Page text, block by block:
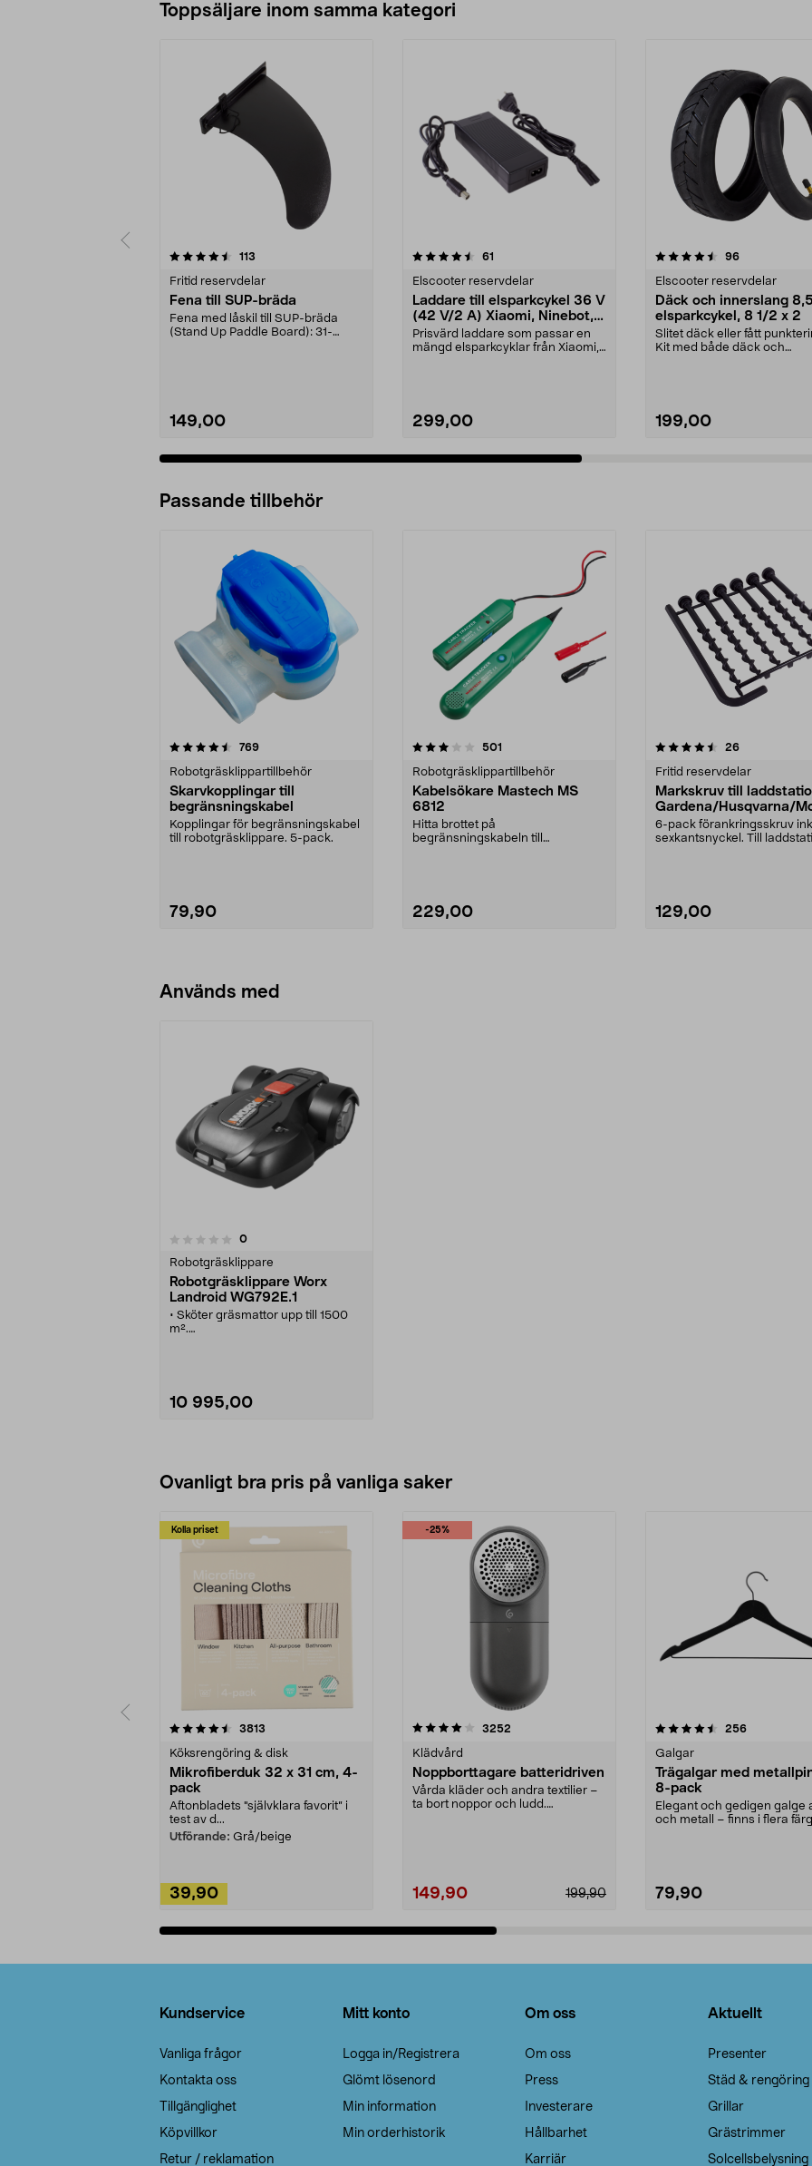
Toppsäljare inom samma kategori
113
Fritid reservdelar
Fena till SUP-bräda
Fena med låskil till SUP-bräda
(Stand Up Paddle Board): 31-
149,00
4.5 av 5 stjärnor 61
Elscooter reservdelar
Laddare till elsparkcykel 36 V
(42 V/2 A) Xiaomi, Ninebot,
E-Way m.fl.
Prisvärd laddare som passar en
mängd elsparkcyklar från Xiaomi,
299,00
4.5 av 5 stjärnor 96recensioner
Elscooter reservdelar
Däck och innerslang
elsparkcykel, 8 1/2 x 2
Slitet däck eller fått
Kit med både däck och
199,00
4.5 av 5 stjärnor
Passande tillbehör
769recensioner
Robotgräsklippartillbehör
Skarvkopplingar till
begränsningskabel
Kopplingar för begränsningskabel
till robotgräsklippare. 5-pack.
79,90
3.0av 5 stjärnor 501
Robotgräsklippartillbehör
Kabelsökare Mastech MS
6812
Hitta brottet på
begränsningskabeln till
229,00
4.5av 5 stjärnor 26recensioner
Fritid reservdelar
Markskruv till
Gardena/Husqvarna/
ch
6-pack förankringsskruv
sexkantsnyckel. Till
129,00
Används med
0recensioner
Robotgräsklippare
Robotgräsklippare Worx
Landroid WG792E.1
• Sköter gräsmattor upp till 1500
m².
installera.
10 995,00
Ovanligt bra pris på vanliga saker
Kolla priset
3813
Köksrengöring & disk
Mikrofiberduk 32 x 31 cm, 4-
pack
Aftonbladets "självklara favorit” i
test av d...
Utförande: Grå/beige
39,90
-25%
4.0av 5 stjärnor 3252
Klädvård
Noppborttagare batteridriven
Vårda kläder och andra textilier –
ta bort noppor och ludd.
199,90
149,90
4.5av 5 stjärnor 256recensioner
Galgar
Trägalgar med
8-pack
Elegant och gedigen galge
och metall – finns i flera
79,90
4.0av 5 stjärnor
Kundservice
Vanliga frågor
Kontakta oss
Tillgänglighet
Köpvillkor
Retur / reklamation
Mitt konto
Logga in/Registrera
Glömt lösenord
Min information
Min orderhistorik
Om oss
Om oss
Press
Investerare
Hållbarhet
Karriär
Aktuellt
Presenter
Städ & rengöring
Grillar
Grästrimmer
Solcellsbelysning